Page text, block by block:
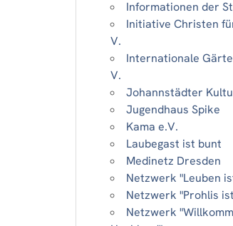
Informationen der
Initiative Christen
V.
Internationale
V.
Johannstädter
Jugendhaus Spike
Kama e.V.
Laubegast ist bunt
Medinetz Dresden
Netzwerk "Leuben
Netzwerk "Prohlis
Netzwerk